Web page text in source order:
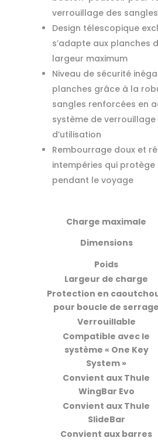
verrouillage des sangles
Design télescopique
s’adapte aux planches
largeur maximum
Niveau de sécurité
planches grâce à la
sangles renforcées en
système de verrouillage
d’utilisation
Rembourrage doux et
intempéries qui protège
pendant le voyage
Charge maximale
Dimensions
Poids
Largeur de charge
Protection en
pour boucle de serrage
Verrouillable
Compatible avec le
système « One Key
System »
Convient aux Thule
WingBar Evo
Convient aux Thule
SlideBar
Convient aux barres